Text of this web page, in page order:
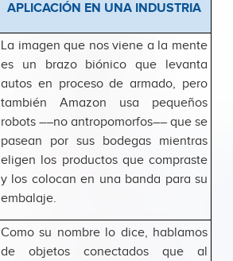
APLICACIÓN EN UNA INDUSTRIA
La imagen que nos viene a la mente
es un brazo biónico que levanta
autos en proceso de armado, pero
también Amazon usa pequeños
robots ––no antropomorfos–– que se
pasean por sus bodegas mientras
eligen los productos que compraste
y los colocan en una banda para su
embalaje.
Como su nombre lo dice, hablamos
de objetos conectados que al